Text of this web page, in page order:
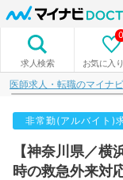
求人検索 お気に入
0
医師求人・転職のマイナ
非常勤(アルバイト)
【神奈川県／
時の救急外来対